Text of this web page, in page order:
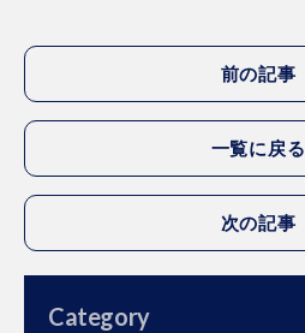
前の記事
一覧に戻る
次の記事
Category